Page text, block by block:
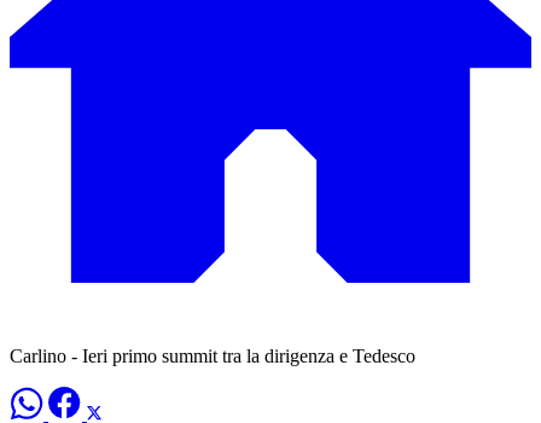
Carlino - Ieri primo summit tra la dirigenza e Tedesco